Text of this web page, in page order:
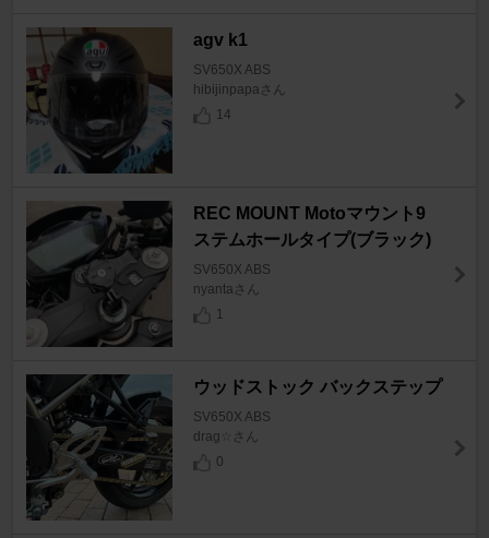
agv k1
SV650X ABS
hibijinpapaさん
14
REC MOUNT Motoマウント9
ステムホールタイプ(ブラック)
SV650X ABS
nyantaさん
1
ウッドストック バックステップ
SV650X ABS
drag☆さん
0